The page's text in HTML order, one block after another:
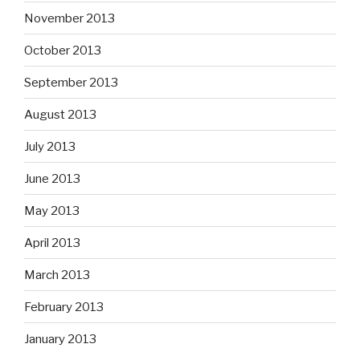
November 2013
October 2013
September 2013
August 2013
July 2013
June 2013
May 2013
April 2013
March 2013
February 2013
January 2013